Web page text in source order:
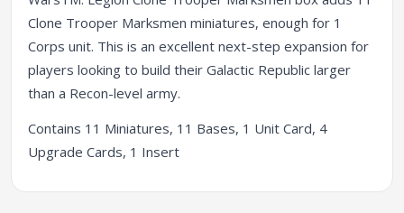
Clone Trooper Marksmen miniatures, enough for 1
Corps unit. This is an excellent next-step expansion for
players looking to build their Galactic Republic larger
than a Recon-level army.
Contains 11 Miniatures, 11 Bases, 1 Unit Card, 4
Upgrade Cards, 1 Insert